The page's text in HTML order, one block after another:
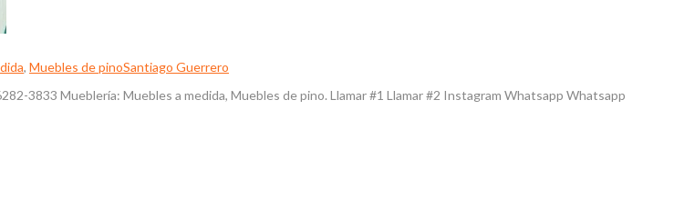
, Muebles de pinoSantiago Guerrero
3833 Mueblería: Muebles a medida, Muebles de pino. Llamar #1 Llamar #2 Instagram Whatsapp Whatsapp